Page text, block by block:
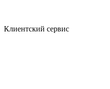
Клиентский сервис